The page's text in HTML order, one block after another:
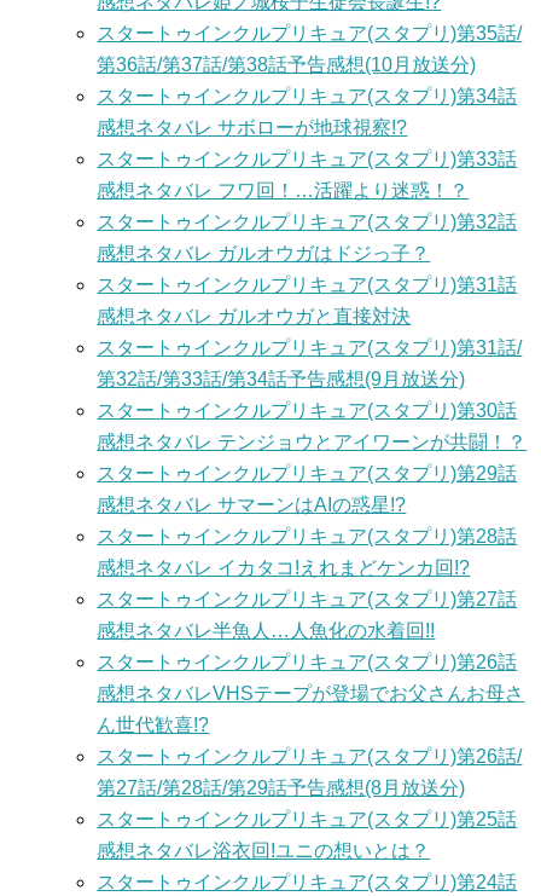
スタートゥインクルプリキュア(スタプリ)第35話/
第36話/第37話/第38話予告感想(10月放送分)
スタートゥインクルプリキュア(スタプリ)第34話
感想ネタバレ サボローが地球視察!?
スタートゥインクルプリキュア(スタプリ)第33話
感想ネタバレ フワ回！…活躍より迷惑！？
スタートゥインクルプリキュア(スタプリ)第32話
感想ネタバレ ガルオウガはドジっ子？
スタートゥインクルプリキュア(スタプリ)第31話
感想ネタバレ ガルオウガと直接対決
スタートゥインクルプリキュア(スタプリ)第31話/
第32話/第33話/第34話予告感想(9月放送分)
スタートゥインクルプリキュア(スタプリ)第30話
感想ネタバレ テンジョウとアイワーンが共闘！？
スタートゥインクルプリキュア(スタプリ)第29話
感想ネタバレ サマーンはAIの惑星!?
スタートゥインクルプリキュア(スタプリ)第28話
感想ネタバレ イカタコ!えれまどケンカ回!?
スタートゥインクルプリキュア(スタプリ)第27話
感想ネタバレ半魚人…人魚化の水着回!!
スタートゥインクルプリキュア(スタプリ)第26話
感想ネタバレVHSテープが登場でお父さんお母さ
ん世代歓喜!?
スタートゥインクルプリキュア(スタプリ)第26話/
第27話/第28話/第29話予告感想(8月放送分)
スタートゥインクルプリキュア(スタプリ)第25話
感想ネタバレ浴衣回!ユニの想いとは？
スタートゥインクルプリキュア(スタプリ)第24話